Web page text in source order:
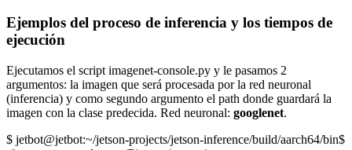
Ejemplos del proceso de inferencia y los tiempos de
ejecución
Ejecutamos el script imagenet-console.py y le pasamos 2
argumentos: la imagen que será procesada por la red neuronal
(inferencia) y como segundo argumento el path donde guardará la
imagen con la clase predecida. Red neuronal: googlenet.
$ jetbot@jetbot:~/jetson-projects/jetson-inference/build/aarch64/bin$